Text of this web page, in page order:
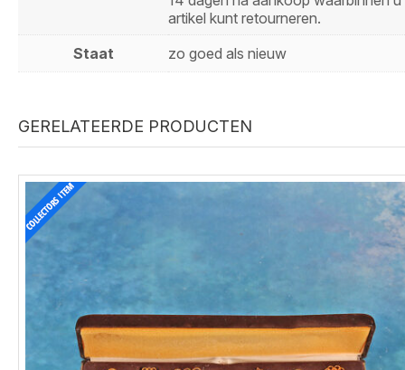
artikel kunt retourneren.
Staat
zo goed als nieuw
GERELATEERDE PRODUCTEN